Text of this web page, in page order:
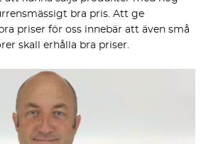
bra pris. Att ge
priser för oss innebär att även små
skall erhålla bra priser.